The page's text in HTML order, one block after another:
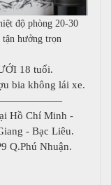
độ phòng 20-30
hưởng trọn
18 tuổi.
bia không lái xe.
Hồ Chí Minh -
- Bạc Liêu.
Q.Phú Nhuận.